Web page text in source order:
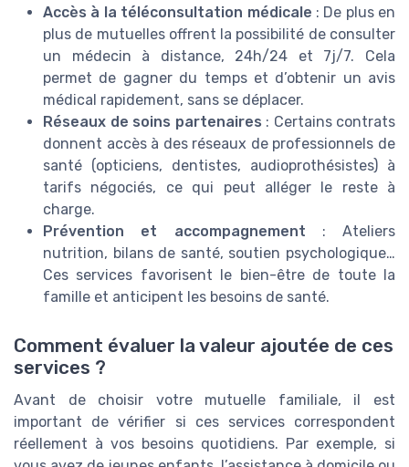
Accès à la téléconsultation médicale : De plus en
plus de mutuelles offrent la possibilité de consulter
un médecin à distance, 24h/24 et 7j/7. Cela
permet de gagner du temps et d’obtenir un avis
médical rapidement, sans se déplacer.
Réseaux de soins partenaires : Certains contrats
donnent accès à des réseaux de professionnels de
santé (opticiens, dentistes, audioprothésistes) à
tarifs négociés, ce qui peut alléger le reste à
charge.
Prévention et accompagnement : Ateliers
nutrition, bilans de santé, soutien psychologique…
Ces services favorisent le bien-être de toute la
famille et anticipent les besoins de santé.
Comment évaluer la valeur ajoutée de ces
services ?
Avant de choisir votre mutuelle familiale, il est
important de vérifier si ces services correspondent
réellement à vos besoins quotidiens. Par exemple, si